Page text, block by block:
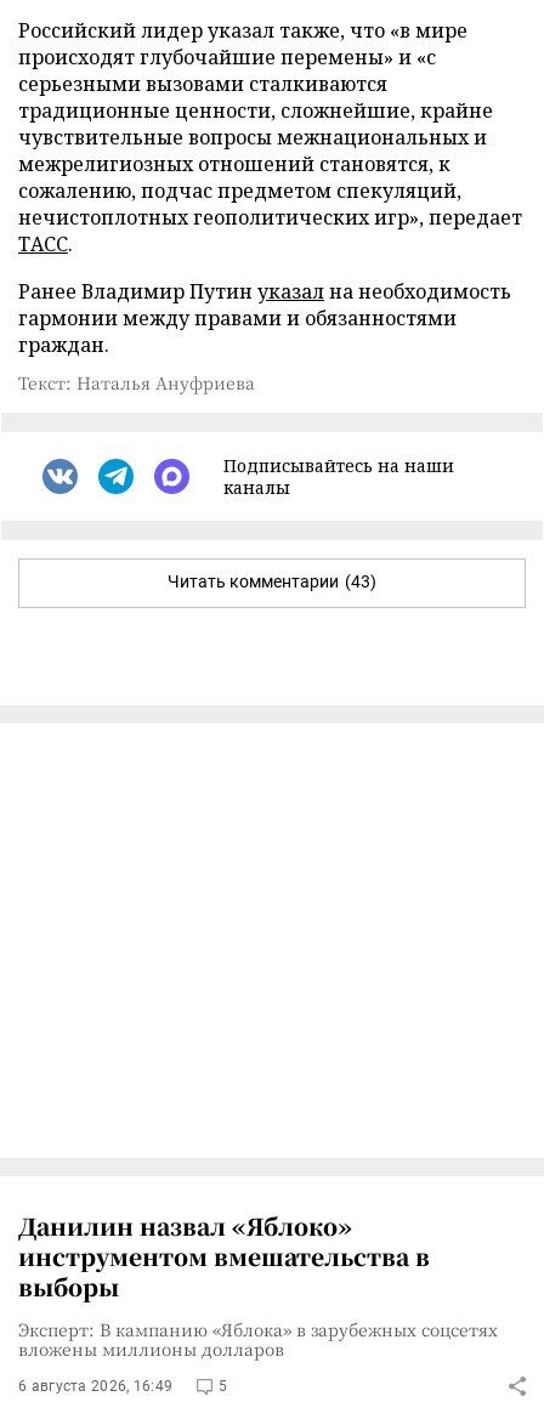
Российский лидер указал также, что «в мире
происходят глубочайшие перемены» и «с
серьезными вызовами сталкиваются
традиционные ценности, сложнейшие, крайне
чувствительные вопросы межнациональных и
межрелигиозных отношений становятся, к
сожалению, подчас предметом спекуляций,
нечистоплотных геополитических игр», передает
ТАСС.
Ранее Владимир Путин указална необходимость
гармонии между правами и обязанностями
граждан.
Текст: Наталья Ануфриева
Подписывайтесь на наши
каналы
Читать комментарии (43)
Данилин назвал «Яблоко»
инструментом вмешательства в
выборы
Эксперт: В кампанию «Яблока» в зарубежных соцсетях
вложены миллионы долларов
6 августа 2026, 16:49 5